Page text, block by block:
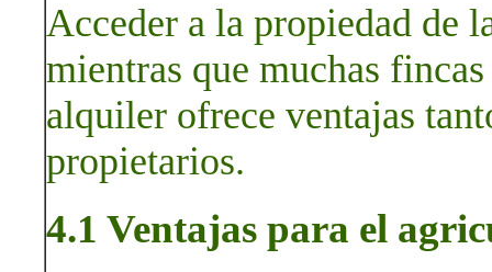
Acceder a la propiedad de
mientras que muchas
alquiler ofrece ventajas
propietarios.
4.1 Ventajas para el